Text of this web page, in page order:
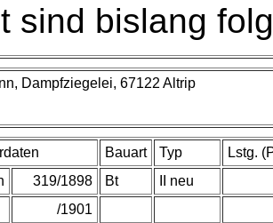
sind bislang
Dampfziegelei, 67122 Altrip
Bauart Typ
Lstg.
319/1898 Bt
II neu
/1901